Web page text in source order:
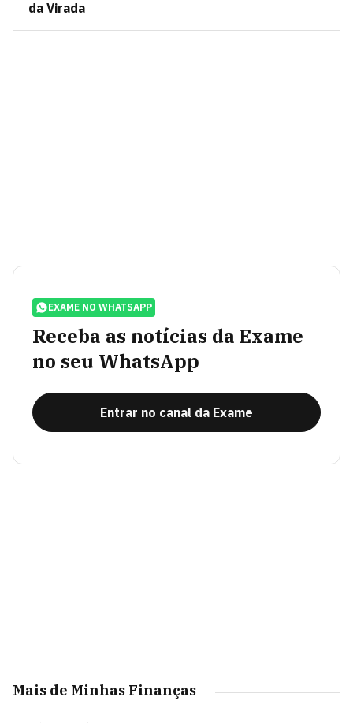
da Virada
EXAME NO WHATSAPP
Receba as notícias da Exame
no seu WhatsApp
Entrar no canal da Exame
Mais de Minhas Finanças